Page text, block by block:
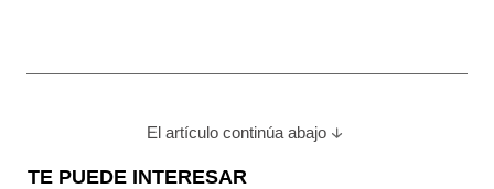
El artículo continúa abajo
TE PUEDE INTERESAR